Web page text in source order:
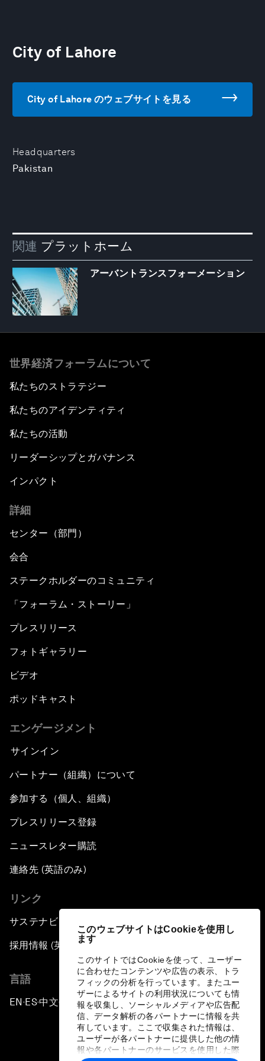
このウェブサイトはCookieを使用し
ます
このサイトではCookieを使って、ユーザー
に合わせたコンテンツや広告の表示、トラ
フィックの分析を行っています。またユー
ザーによるサイトの利用状況についても情
報を収集し、ソーシャルメディアや広告配
信、データ解析の各パートナーに情報を共
有しています。ここで収集された情報は、
ユーザーが各パートナーに提供した他の情
報や各パートナーのサービスを使用した際
Headquarters
Pakistan
City of Lahore
City of Lahore のウェブサイトを見る
関連 プラットホーム
アーバントランスフォーメーション
世界経済フォーラムについて
私たちのストラテジー
私たちのアイデンティティ
私たちの活動
リーダーシップとガバナンス
インパクト
詳細
センター（部門）
会合
ステークホルダーのコミュニティ
「フォーラム・ストーリー」
プレスリリース
フォトギャラリー
ビデオ
ポッドキャスト
エンゲージメント
サインイン
パートナー（組織）について
参加する（個人、組織）
プレスリリース登録
ニュースレター購読
連絡先 (英語のみ)
リンク
サステナビリティへの取り組み
採用情報 (英語のみ)
言語
EN ▪ES▪中文▪ 日本語